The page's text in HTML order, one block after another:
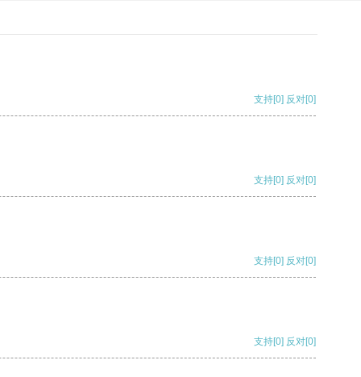
支持[0] 反对[0]
支持[0] 反对[0]
支持[0] 反对[0]
支持[0] 反对[0]